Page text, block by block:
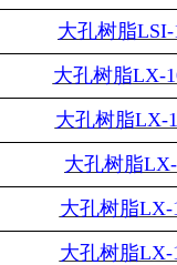
大孔树脂LSI-
大孔树脂LX-
大孔树脂LX-
大孔树脂
大孔树脂LX-
大孔树脂LX-